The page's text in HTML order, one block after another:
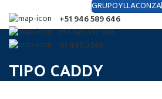
GRUPOYLLACONZA
+51 946 589 646
+51 922 317 005
01 460 3565
TIPO CADDY